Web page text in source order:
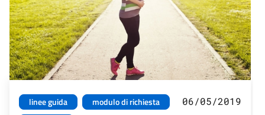
linee guida
modulo di richiesta
06/05/2019